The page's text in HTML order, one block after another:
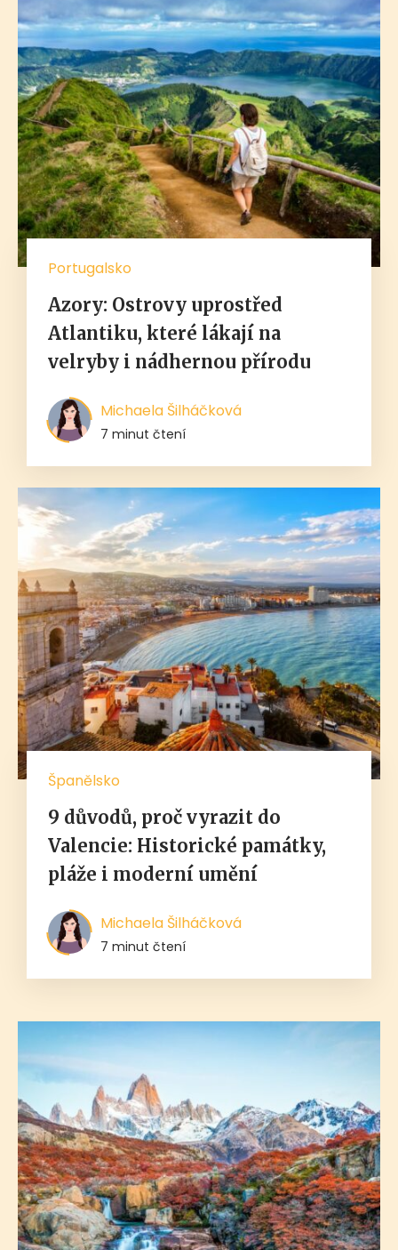
Portugalsko
Azory: Ostrovy uprostřed
Atlantiku, které lákají na
velryby i nádhernou přírodu
Michaela Šilháčková
7 minut čtení
Španělsko
9 důvodů, proč vyrazit do
Valencie: Historické památky,
pláže i moderní umění
Michaela Šilháčková
7 minut čtení